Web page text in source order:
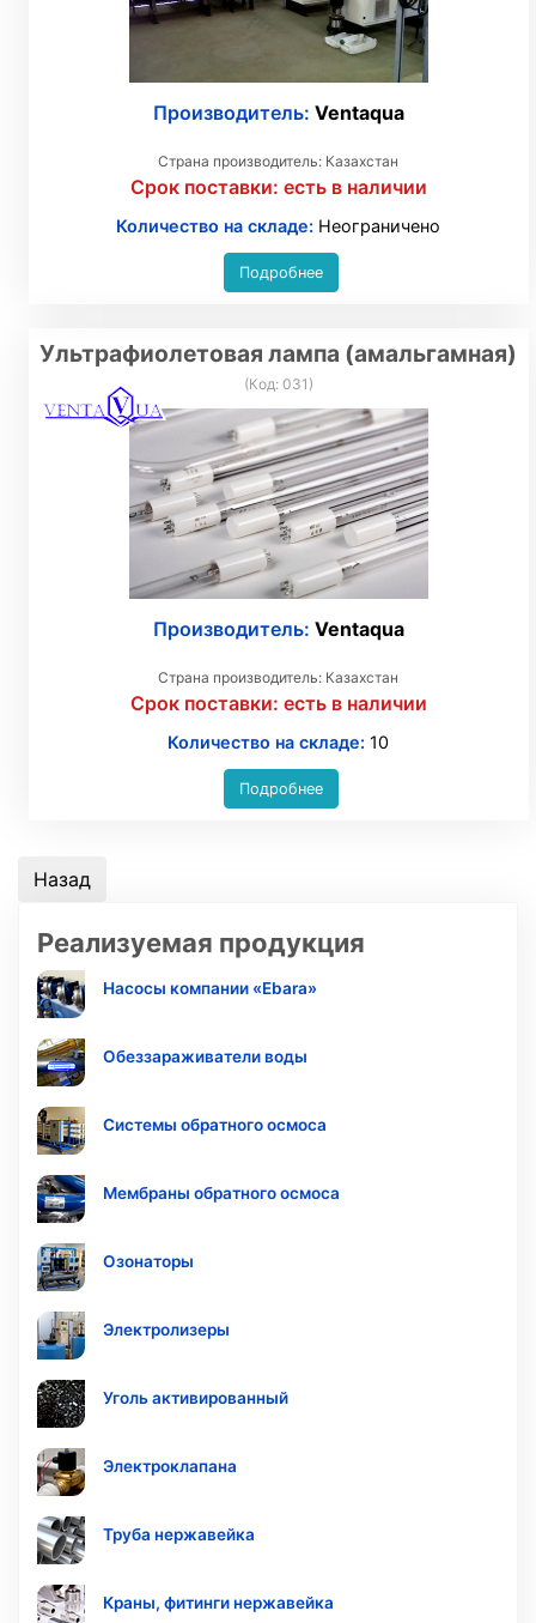
Производитель: Ventaqua
Страна производитель: Казахстан
Срок поставки: есть в наличии
Количество на складе: Неограничено
Подробнее
Ультрафиолетовая лампа (амальгамная)
(Код: 031 )
Производитель: Ventaqua
Страна производитель: Казахстан
Срок поставки: есть в наличии
Количество на складе:10
Подробнее
Реализуемая продукция
Насосы компании «Ebara»
Обеззараживатели воды
Системы обратного осмоса
Мембраны обратного осмоса
Озонаторы
Электролизеры
Уголь активированный
Электроклапана
Труба нержавейка
Краны, фитинги нержавейка